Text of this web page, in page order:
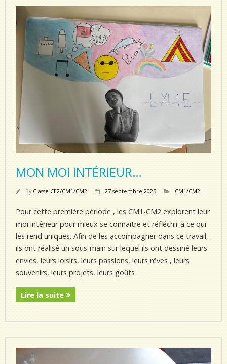
MON MOI INTÉRIEUR…
By Classe CE2/CM1/CM2 27 septembre 2025 CM1/CM2
Pour cette première période , les CM1-CM2 explorent leur
moi intérieur pour mieux se connaitre et réfléchir à ce qui
les rend uniques. Afin de les accompagner dans ce travail,
ils ont réalisé un sous-main sur lequel ils ont dessiné leurs
envies, leurs loisirs, leurs passions, leurs rêves , leurs
souvenirs, leurs projets, leurs goûts
Lire la suite